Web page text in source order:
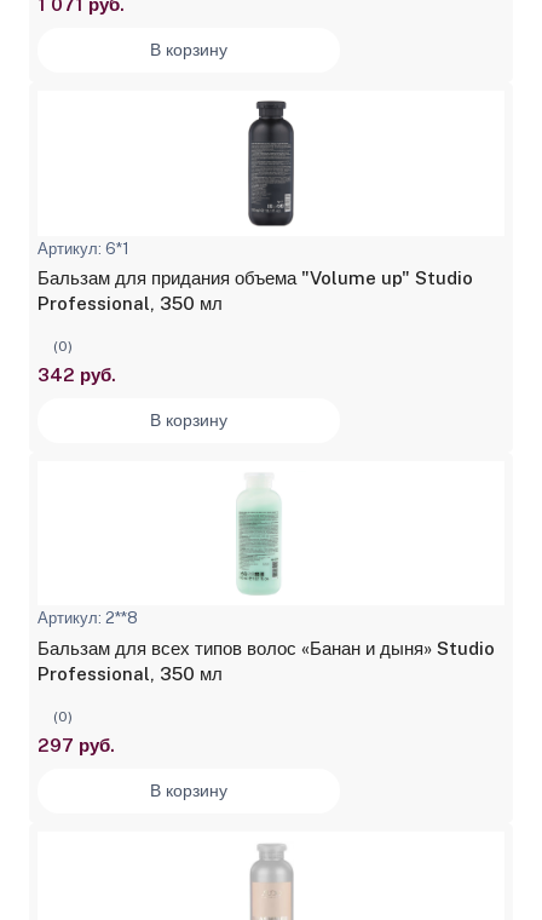
1 071 руб.
В корзину
Артикул: 6*1
Бальзам для придания объема "Volume up" Studio
Professional, 350 мл
(0)
342 руб.
В корзину
Артикул: 2**8
Бальзам для всех типов волос «Банан и дыня» Studio
Professional, 350 мл
(0)
297 руб.
В корзину